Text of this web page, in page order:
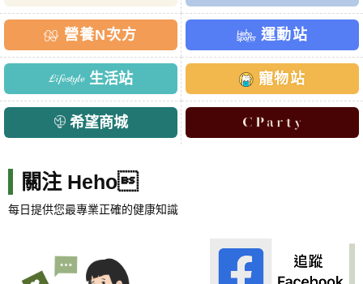
營養N次方 運動站
生活站 寵物站
希望商城
關注 Heho
每日提供您最專業正確的健康知識